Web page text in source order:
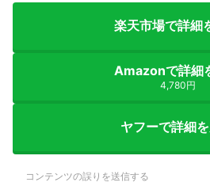
楽天市場で詳細
Amazonで詳細
4,780円
ヤフーで詳細
コンテンツの誤りを送信する